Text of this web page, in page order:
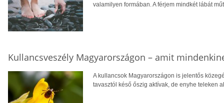
valamilyen formában. A férjem mindkét lábát
Kullancsveszély Magyarországon – amit
A kullancsok Magyarországon is jelentős
tavasztól késő őszig aktívak, de enyhe teleken